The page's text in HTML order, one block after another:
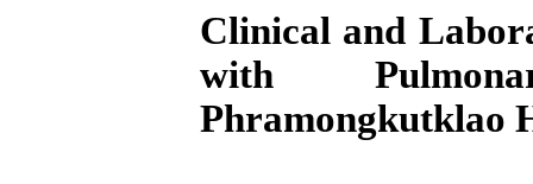
Clinical and
with
Phramongkutklao